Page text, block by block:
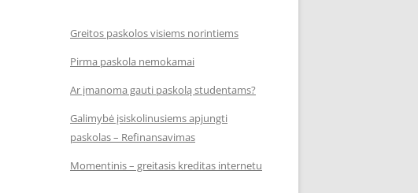
Greitos paskolos visiems norintiems
Pirma paskola nemokamai
Ar įmanoma gauti paskolą studentams?
Galimybė įsiskolinusiems apjungti
paskolas – Refinansavimas
Momentinis – greitasis kreditas internetu